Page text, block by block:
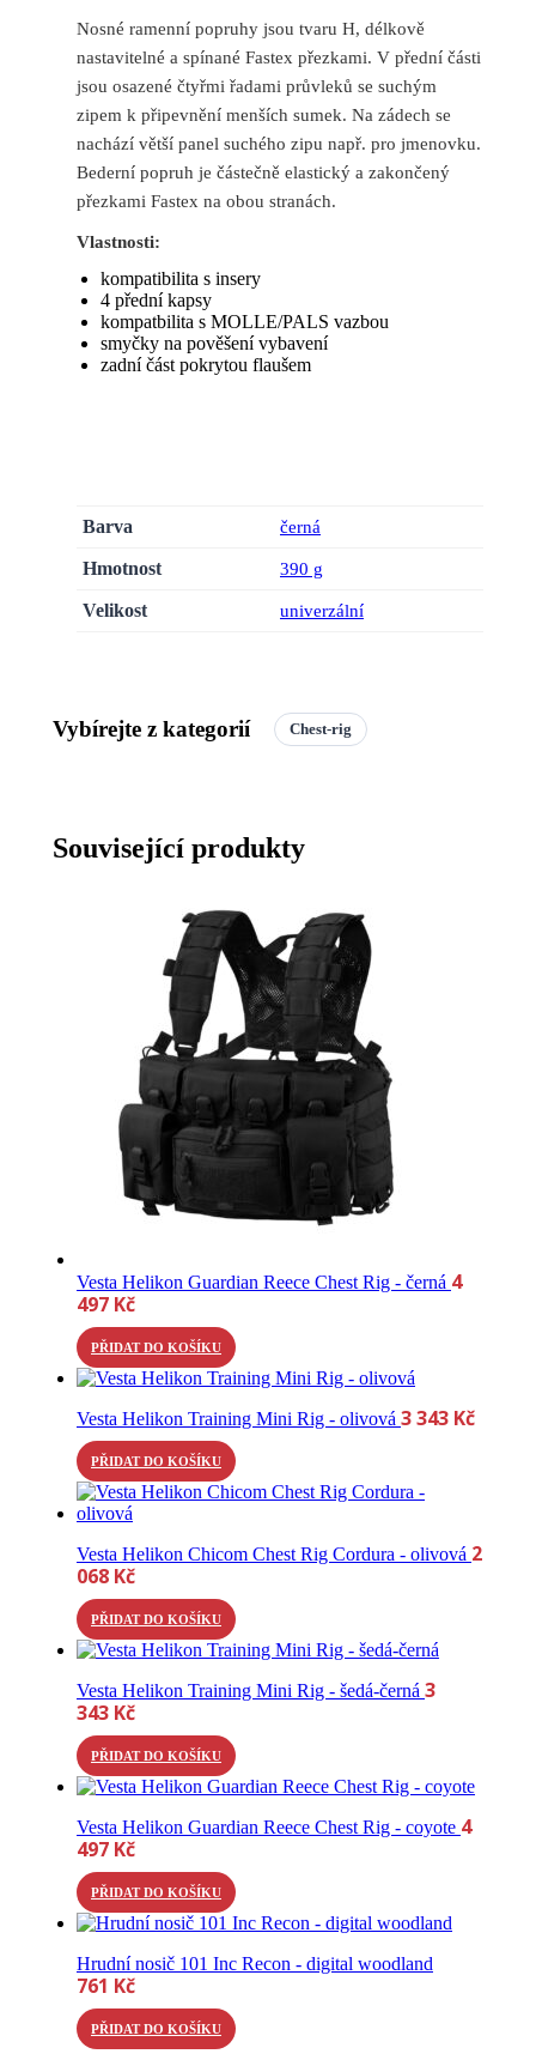
Nosné ramenní popruhy jsou tvaru H, délkově
nastavitelné a spínané Fastex přezkami. V přední části
jsou osazené čtyřmi řadami průvleků se suchým
zipem k připevnění menších sumek. Na zádech se
nachází větší panel suchého zipu např. pro jmenovku.
Bederní popruh je částečně elastický a zakončený
přezkami Fastex na obou stranách.
Vlastnosti:
kompatibilita s insery
4 přední kapsy
kompatbilita s MOLLE/PALS vazbou
smyčky na pověšení vybavení
zadní část pokrytou flaušem
Barva černá
Hmotnost 390 g
Velikost univerzální
Vybírejte z kategorií Chest-rig
Související produkty
Vesta Helikon Guardian Reece Chest Rig - černá 4
497 Kč
PŘIDAT DO KOŠÍKU
Vesta Helikon Training Mini Rig - olivová 3 343 Kč
PŘIDAT DO KOŠÍKU
Vesta Helikon Chicom Chest Rig Cordura - olivová 2
068 Kč
PŘIDAT DO KOŠÍKU
Vesta Helikon Training Mini Rig - šedá-černá 3
343 Kč
PŘIDAT DO KOŠÍKU
Vesta Helikon Guardian Reece Chest Rig - coyote 4
497 Kč
PŘIDAT DO KOŠÍKU
Hrudní nosič 101 Inc Recon - digital woodland
761 Kč
PŘIDAT DO KOŠÍKU